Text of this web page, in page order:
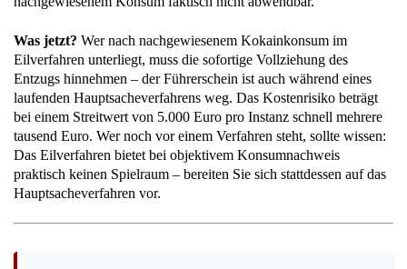
Was jetzt? Wer nach nachgewiesenem Kokainkonsum im
Eilverfahren unterliegt, muss die sofortige Vollziehung des
Entzugs hinnehmen – der Führerschein ist auch während eines
laufenden Hauptsacheverfahrens weg. Das Kostenrisiko beträgt
bei einem Streitwert von 5.000 Euro pro Instanz schnell mehrere
tausend Euro. Wer noch vor einem Verfahren steht, sollte wissen:
Das Eilverfahren bietet bei objektivem Konsumnachweis
praktisch keinen Spielraum – bereiten Sie sich stattdessen auf das
Hauptsacheverfahren vor.